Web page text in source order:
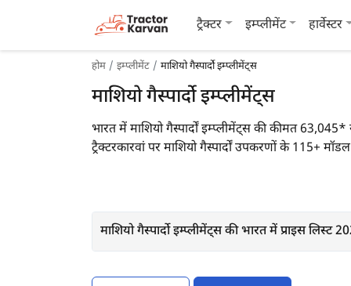
ट्रैक्टर इम्प्लीमेंट हार्वेस्टर
होम इम्प्लीमेंट माशियो गैस्पार्दो इम्प्लीमेंट्स
माशियो गैस्पार्दो इम्प्लीमेंट्स
भारत में माशियो गैस्पार्दों इम्प्लीमेंट्स की कीमत
ट्रैक्टरकारवां पर माशियो गैस्पार्दों उपकरणों के 115+
माशियो गैस्पार्दो इम्प्लीमेंट्स की भारत में प्राइस लिस्ट